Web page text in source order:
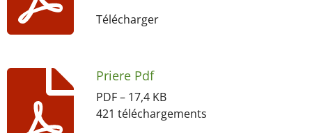
Télécharger
Priere Pdf
PDF – 17,4 KB
421 téléchargements